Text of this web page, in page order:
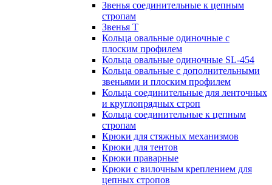
Звенья соединительные к цепным
стропам
Звенья Т
Кольца овальные одиночные c
плоским профилем
Кольца овальные одиночные SL-454
Кольца овальные с дополнительными
звеньями и плоским профилем
Кольца соединительные для ленточных
и круглопрядных строп
Кольца соединительные к цепным
стропам
Крюки для стяжных механизмов
Крюки для тентов
Крюки праварные
Крюки с вилочным креплением для
цепных стропов